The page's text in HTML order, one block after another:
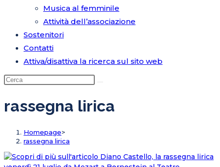
Musica al femminile
Attività dell’associazione
Sostenitori
Contatti
Attiva/disattiva la ricerca sul sito web
rassegna lirica
Homepage>
rassegna lirica